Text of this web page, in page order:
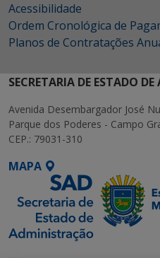
Acessibilidade
Ordem Cronológica de
Planos de Contratações
SECRETARIA DE ESTADO
Avenida Desembargador José
Parque dos Poderes - Campo
CEP.: 79031-310
MAPA